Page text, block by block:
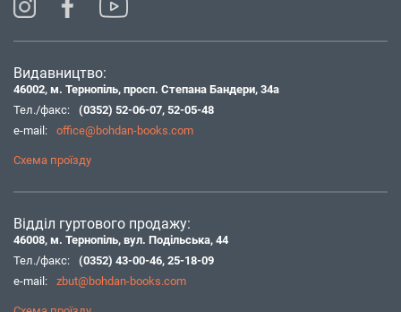
Видавництво:
46002, м. Тернопіль, просп. Степана Бандери, 34а
Тел./факс:
(0352) 52-06-07, 52-05-48
e-mail:
office@bohdan-books.com
Схема проїзду
Відділ гуртового продажу:
46008, м. Тернопіль, вул. Подільська, 44
Тел./факс:
(0352) 43-00-46, 25-18-09
e-mail:
zbut@bohdan-books.com